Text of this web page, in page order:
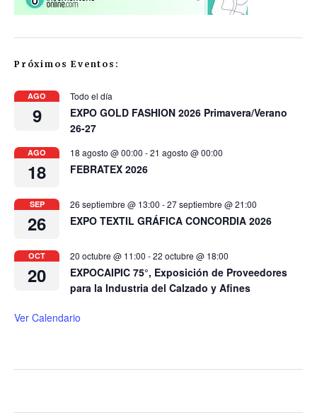
Próximos Eventos:
AGO
9
Todo el día
EXPO GOLD FASHION 2026 Primavera/Verano
26-27
AGO
18
18 agosto @ 00:00 -21 agosto @ 00:00
FEBRATEX 2026
SEP
26
26 septiembre @ 13:00 -27 septiembre @ 21:00
EXPO TEXTIL GRÁFICA CONCORDIA 2026
OCT
20
20 octubre @ 11:00 -22 octubre @ 18:00
EXPOCAIPIC 75°, Exposición de Proveedores
para la Industria del Calzado y Afines
Ver Calendario